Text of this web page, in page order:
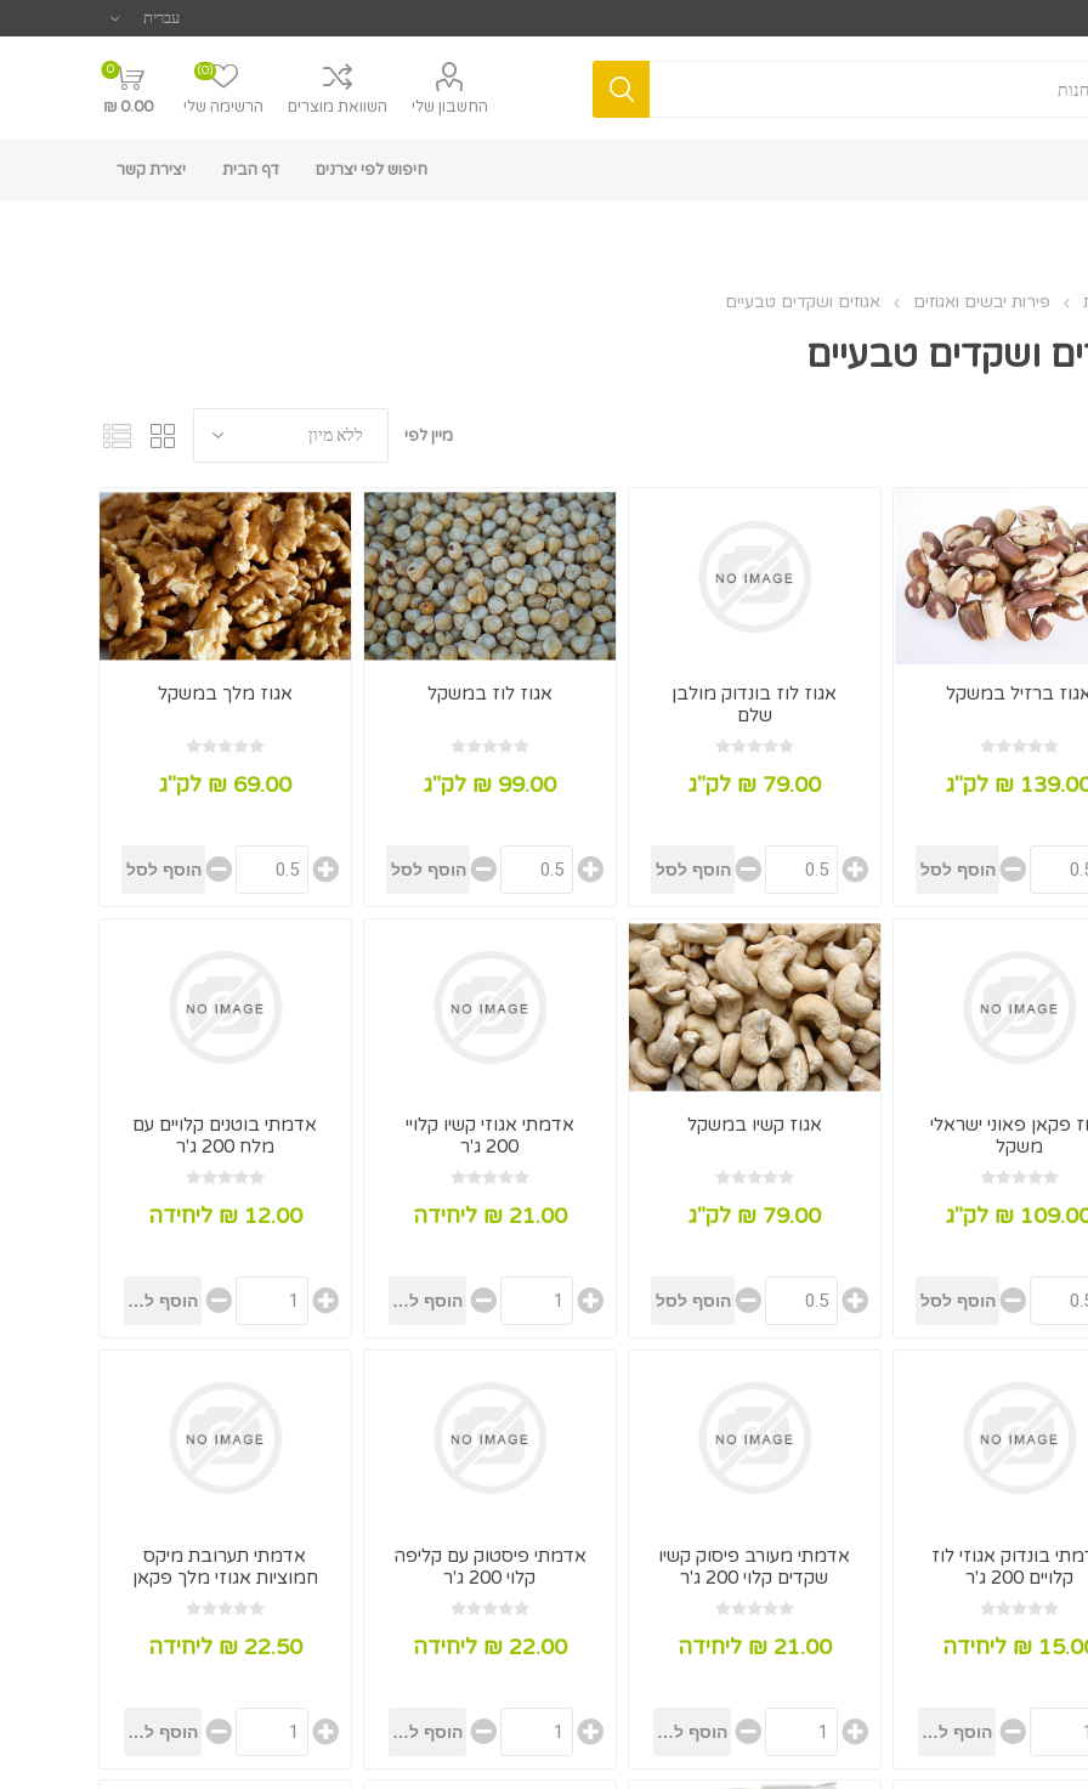
החשבון שלי השוואת מוצרים הרשימה שלי
(0)
0
0.00 ₪
חיפוש לפי יצרנים דף הבית יצירת קשר
פירות יבשים ואגוזים אגוזים ושקדים טבעיים
ושקדים טבעיים
מיין לפי
ברזיל במשקל
₪ לק"ג
אגוז לוז בונדוק מולבן
שלם
79.00 ₪ לק"ג
אגוז לוז במשקל
99.00 ₪ לק"ג
אגוז מלך במשקל
69.00 ₪ לק"ג
פקאן פאוני ישראלי
משקל
₪ לק"ג
אגוז קשיו במשקל
79.00 ₪ לק"ג
אדמתי אגוזי קשיו קלויי
200 ג'ר
21.00 ₪ ליחידה
אדמתי בוטנים קלויים עם
מלח 200 ג'ר
12.00 ₪ ליחידה
בונדוק אגוזי לוז
קלויים 200 ג'ר
₪ ליחידה
אדמתי מעורב פיסוק קשיו
שקדים קלוי 200 ג'ר
21.00 ₪ ליחידה
אדמתי פיסטוק עם קליפה
קלוי 200 ג'ר
22.00 ₪ ליחידה
אדמתי תערובת מיקס
חמוציות אגוזי מלך פקאן
וקשיו 200 ג'ר
22.50 ₪ ליחידה